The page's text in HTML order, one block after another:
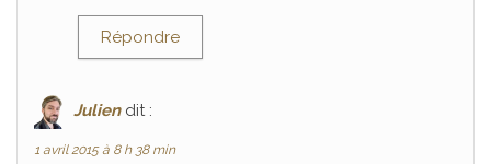
Répondre
Julien dit :
1 avril 2015 à 8 h 38 min